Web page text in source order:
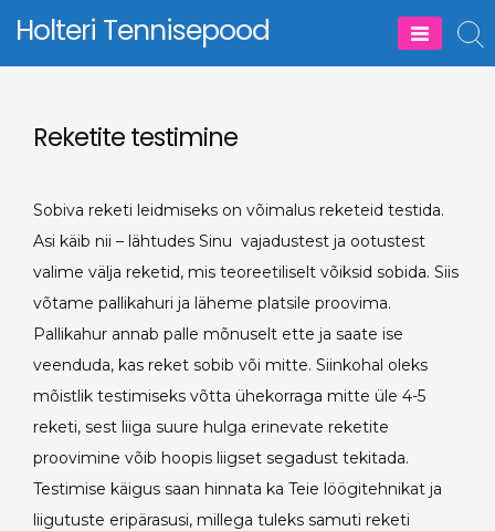
Holteri Tennisepood
Reketite testimine
Sobiva reketi leidmiseks on võimalus reketeid testida.
Asi käib nii – lähtudes Sinu vajadustest ja ootustest
valime välja reketid, mis teoreetiliselt võiksid sobida. Siis
võtame pallikahuri ja läheme platsile proovima.
Pallikahur annab palle mõnuselt ette ja saate ise
veenduda, kas reket sobib või mitte. Siinkohal oleks
mõistlik testimiseks võtta ühekorraga mitte üle 4-5
reketi, sest liiga suure hulga erinevate reketite
proovimine võib hoopis liigset segadust tekitada.
Testimise käigus saan hinnata ka Teie löögitehnikat ja
liigutuste eripärasusi, millega tuleks samuti reketi